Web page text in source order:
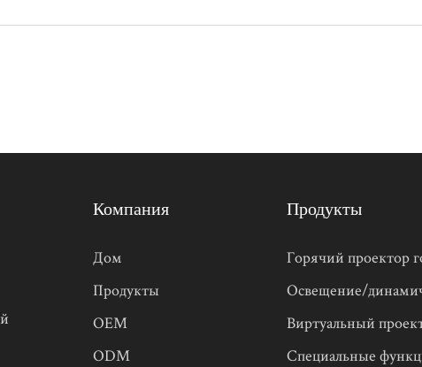
Компания
Дом
Продукты
OEM
ODM
Продукты
Горячий проектор
Освещение/
Виртуальный
Специальные